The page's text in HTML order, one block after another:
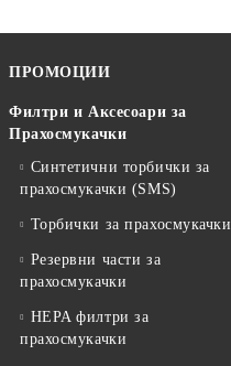
ПРОМОЦИИ
Филтри и Аксесоари за
Прахосмукачки
Синтетични торбички за
прахосмукачки (SMS)
Торбички за прахосмукачки
Резервни части за
прахосмукачки
HEPA филтри за
прахосмукачки